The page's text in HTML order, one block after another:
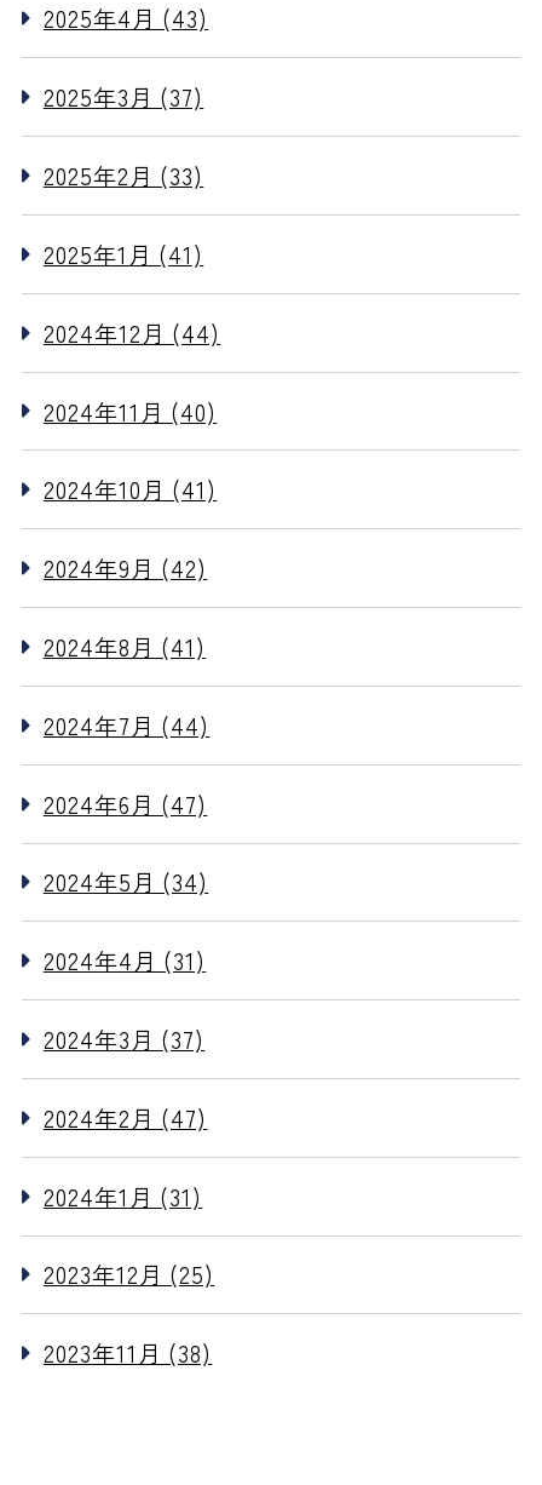
2025年4月 (43)
2025年3月 (37)
2025年2月 (33)
2025年1月 (41)
2024年12月 (44)
2024年11月 (40)
2024年10月 (41)
2024年9月 (42)
2024年8月 (41)
2024年7月 (44)
2024年6月 (47)
2024年5月 (34)
2024年4月 (31)
2024年3月 (37)
2024年2月 (47)
2024年1月 (31)
2023年12月 (25)
2023年11月 (38)